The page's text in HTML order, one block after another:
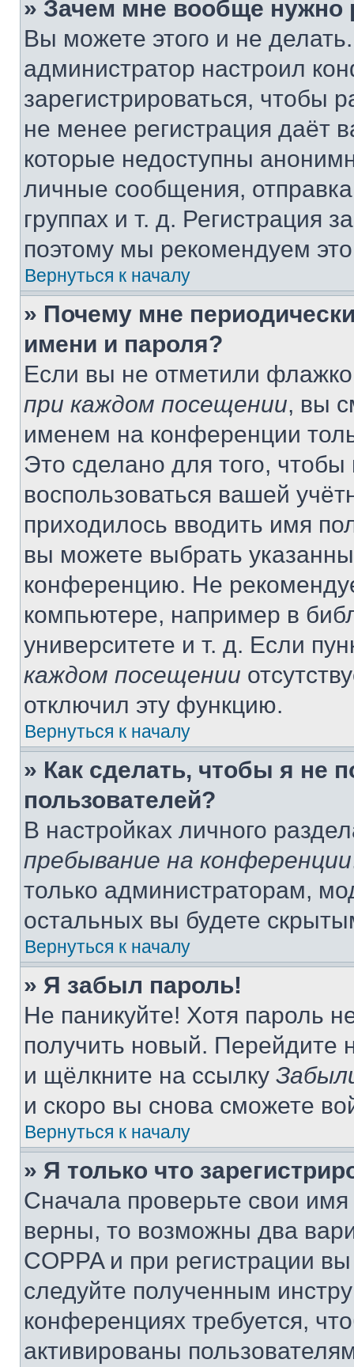
» Зачем мне вообще нужно
Вы можете этого и не
администратор настроил
зарегистрироваться, чтобы
не менее регистрация даёт
которые недоступны
личные сообщения,
группах и т. д. Регистрация
поэтому мы рекомендуем
Вернуться к началу
» Почему мне
имени и пароля?
Если вы не отметили
при каждом посещении, вы
именем на конференции
Это сделано для того, чтобы
воспользоваться вашей
приходилось вводить имя
вы можете выбрать
конференцию. Не
компьютере, например в
университете и т. д. Если
каждом посещении
отключил эту функцию.
Вернуться к началу
» Как сделать, чтобы я не
пользователей?
В настройках личного
пребывание на конференции
только администраторам,
остальных вы будете
Вернуться к началу
» Я забыл пароль!
Не паникуйте! Хотя пароль
получить новый. Перейдите
и щёлкните на ссылку
и скоро вы снова сможете
Вернуться к началу
» Я только что
Сначала проверьте свои
верны, то возможны два
COPPA и при регистрации
следуйте полученным
конференциях требуется,
активированы